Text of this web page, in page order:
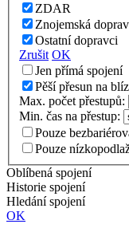
ZDAR
Znojemská
Ostatní dopravci
Zrušit OK
Jen přímá spojení
Pěší přesun na
Max. počet přestupů:
Min. čas na přestup:
Pouze
Pouze
Oblíbená spojení
Historie spojení
Hledání spojení
OK